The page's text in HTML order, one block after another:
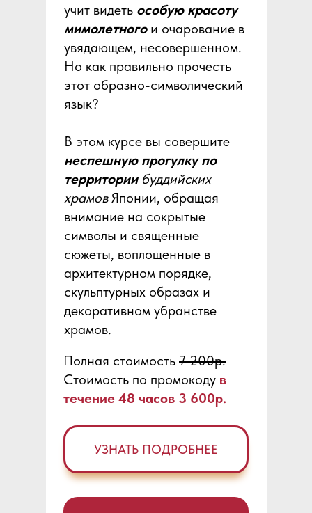
учит видеть особую красоту
мимолетного и очарование в
увядающем, несовершенном.
Но как правильно прочесть
этот образно-символический
язык?
В этом курсе вы совершите
неспешную прогулку по
территориибуддийских
храмовЯпонии, обращая
внимание на сокрытые
символы и священные
сюжеты, воплощенные в
архитектурном порядке,
скульптурных образах и
декоративном убранстве
храмов.
УЗНАТЬ ПОДРОБНЕЕ
Полная стоимость 7 200р.
Стоимость по промокоду в
течение 48 часов 3 600р.